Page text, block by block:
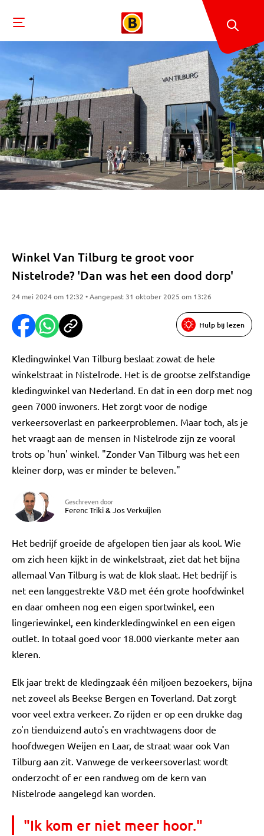
Winkel Van Tilburg te groot voor
Nistelrode? 'Dan was het een dood dorp'
24 mei 2024 om 12:32 • Aangepast 31 oktober 2025 om 13:26
Hulp bij lezen
Kledingwinkel Van Tilburg beslaat zowat de hele
winkelstraat in Nistelrode. Het is de grootse zelfstandige
kledingwinkel van Nederland. En dat in een dorp met nog
geen 7000 inwoners. Het zorgt voor de nodige
verkeersoverlast en parkeerproblemen. Maar toch, als je
het vraagt aan de mensen in Nistelrode zijn ze vooral
trots op 'hun' winkel. "Zonder Van Tilburg was het een
kleiner dorp, was er minder te beleven."
Geschreven door
Ferenc Triki&Jos Verkuijlen
Het bedrijf groeide de afgelopen tien jaar als kool. Wie
om zich heen kijkt in de winkelstraat, ziet dat het bijna
allemaal Van Tilburg is wat de klok slaat. Het bedrijf is
net een langgestrekte V&D met één grote hoofdwinkel
en daar omheen nog een eigen sportwinkel, een
lingeriewinkel, een kinderkledingwinkel en een eigen
outlet. In totaal goed voor 18.000 vierkante meter aan
kleren.
Elk jaar trekt de kledingzaak één miljoen bezoekers, bijna
net zoveel als Beekse Bergen en Toverland. Dat zorgt
voor veel extra verkeer. Zo rijden er op een drukke dag
zo'n tienduizend auto's en vrachtwagens door de
hoofdwegen Weijen en Laar, de straat waar ook Van
Tilburg aan zit. Vanwege de verkeersoverlast wordt
onderzocht of er een randweg om de kern van
Nistelrode aangelegd kan worden.
"Ik kom er niet meer hoor."